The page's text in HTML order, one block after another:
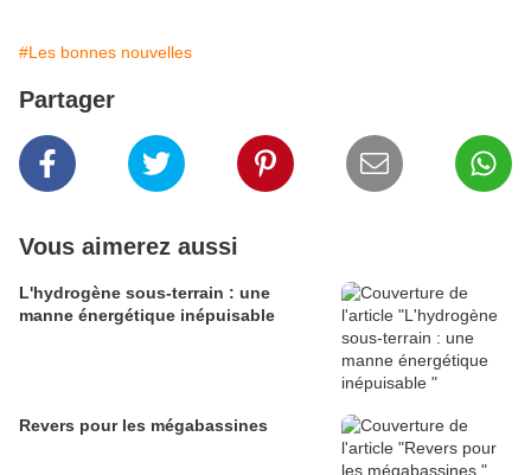
#Les bonnes nouvelles
Partager
Vous aimerez aussi
L'hydrogène sous-terrain : une
manne énergétique inépuisable
Revers pour les mégabassines